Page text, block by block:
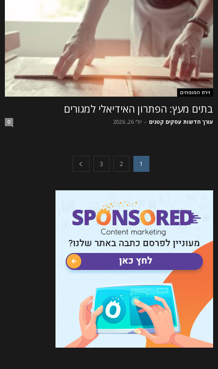
זירת המומחים
בתים מעץ: הפתרון האידיאלי למגורים
עורך חדשות עסקים קטנים - יולי 26, 2026 0
1
2
3